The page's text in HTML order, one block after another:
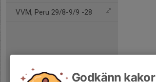
VVM, Peru 29/8-9/9 -28
Godkänn kakor